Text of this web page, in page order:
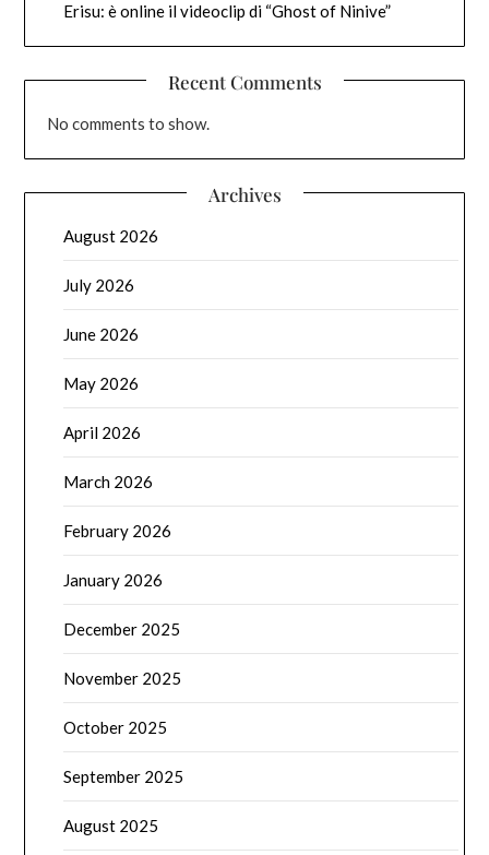
Erisu: è online il videoclip di “Ghost of Ninive”
Recent Comments
No comments to show.
Archives
August 2026
July 2026
June 2026
May 2026
April 2026
March 2026
February 2026
January 2026
December 2025
November 2025
October 2025
September 2025
August 2025